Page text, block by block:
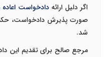
اگر دلیل ارائه دادخواست
صورت پذیرش دادخواست،
شد.
مرجع صالح برای تقدیم این